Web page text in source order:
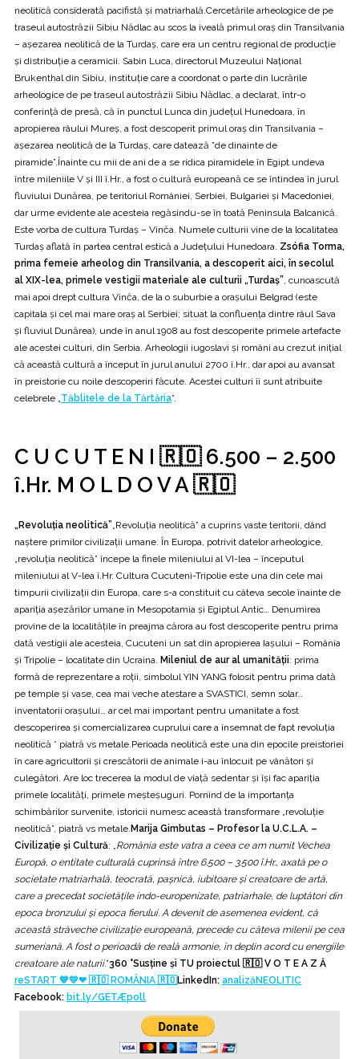
neolitică considerată pacifistă și matriarhală.Cercetările arheologice de pe
traseul autostrăzii Sibiu Nădlac au scos la iveală primul oraș din Transilvania
– așezarea neolitică de la Turdaș, care era un centru regional de producție
și distribuție a ceramicii. Sabin Luca, directorul Muzeului Național
Brukenthal din Sibiu, instituție care a coordonat o parte din lucrările
arheologice de pe traseul autostrăzii Sibiu Nădlac, a declarat, într-o
conferință de presă, că în punctul Lunca din județul Hunedoara, în
apropierea râului Mureș, a fost descoperit primul oraș din Transilvania –
așezarea neolitică de la Turdaș, care datează ”de dinainte de
piramide”.Înainte cu mii de ani de a se ridica piramidele în Egipt undeva
între mileniile V și III î.Hr., a fost o cultură europeană ce se întindea în jurul
fluviului Dunărea, pe teritoriul României, Serbiei, Bulgariei și Macedoniei,
dar urme evidente ale acesteia regăsindu-se în toată Peninsula Balcanică.
Este vorba de cultura Turdaș – Vinča. Numele culturii vine de la localitatea
Turdaș aflată în partea central estică a Județului Hunedoara. Zsófia Torma,
prima femeie arheolog din Transilvania, a descoperit aici, în secolul
al XIX-lea, primele vestigii materiale ale culturii „Turdaș” , cunoascută
mai apoi drept cultura Vinča, de la o suburbie a orașului Belgrad (este
capitala și cel mai mare oraș al Serbiei; situat la confluența dintre râul Sava
și fluviul Dunărea), unde în anul 1908 au fost descoperite primele artefacte
ale acestei culturi, din Serbia. Arheologii iugoslavi și români au crezut inițial
că această cultură a început în jurul anului 2700 î.Hr., dar apoi au avansat
în preistorie cu noile descoperiri făcute. Acestei culturi îi sunt atribuite
celebrele „ Tăblițele de la Tărtăria”.
C U C U T E N I 🇷🇴 6.500 – 2.500
î.Hr. M O L D O V A 🇷🇴
„Revoluţia neolitică”„Revoluţia neolitică” a cuprins vaste teritorii, dând
naştere primilor civilizații umane. În Europa, potrivit datelor arheologice,
„revoluţia neolitică” începe la finele mileniului al VI-lea – începutul
mileniului al V-lea î.Hr. Cultura Cucuteni-Tripolie este una din cele mai
timpurii civilizaţii din Europa, care s-a constituit cu câteva secole înainte de
apariţia aşezărilor umane în Mesopotamia şi Egiptul Antic… Denumirea
provine de la localităţile în preajma cărora au fost descoperite pentru prima
dată vestigii ale acesteia, Cucuteni un sat din apropierea Iaşului – România
şi Tripolie – localitate din Ucraina. Mileniul de aur al umanității: prima
formă de reprezentare a roții, simbolul YIN YANG folosit pentru prima dată
pe temple și vase, cea mai veche atestare a SVASTICI, semn solar…
inventatorii orașului… ar cel mai important pentru umanitate a fost
descoperirea și comercializarea cuprului care a însemnat de fapt revoluția
neolitică * piatră vs metale.Perioada neolitică este una din epocile preistoriei
în care agricultorii şi crescătorii de animale i-au înlocuit pe vânători şi
culegători. Are loc trecerea la modul de viaţă sedentar şi îşi fac apariţia
primele localităţi, primele meşteşuguri. Pornind de la importanţa
schimbărilor survenite, istoricii numesc această transformare „revoluţie
neolitică”, piatră vs metale.Marija Gimbutas – Profesor la U.C.L.A. –
Civilizaţie şi Cultură: „România este vatra a ceea ce am numit Vechea
Europă, o entitate culturală cuprinsă între 6.500 – 3.500 î.Hr., axată pe o
societate matriarhală, teocrată, paşnică, iubitoare şi creatoare de artă,
care a precedat societăţile indo-europenizate, patriarhale, de luptători din
epoca bronzului şi epoca fierului. A devenit de asemenea evident, că
această străveche civilizaţie europeană, precede cu câteva milenii pe cea
sumeriană. A fost o perioadă de reală armonie, în deplin acord cu energiile
creatoare ale naturii.”360 °Susține și TU proiectul 🇷🇴 V O T E A Z Ă
reSTART 💙💛❤ 🇷🇴 ROMÂNIA 🇷🇴LinkedIn: analizăNEOLITIC
Facebook: bit.ly/GETÆpoll